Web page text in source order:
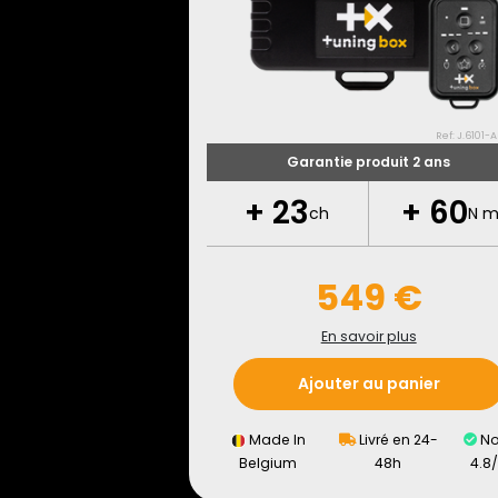
Ref: J.6101-
Garantie produit 2 ans
+ 23ch + 60N m
549 €
En savoir plus
Ajouter au panier
Made In
Belgium
Livré en 24-
48h